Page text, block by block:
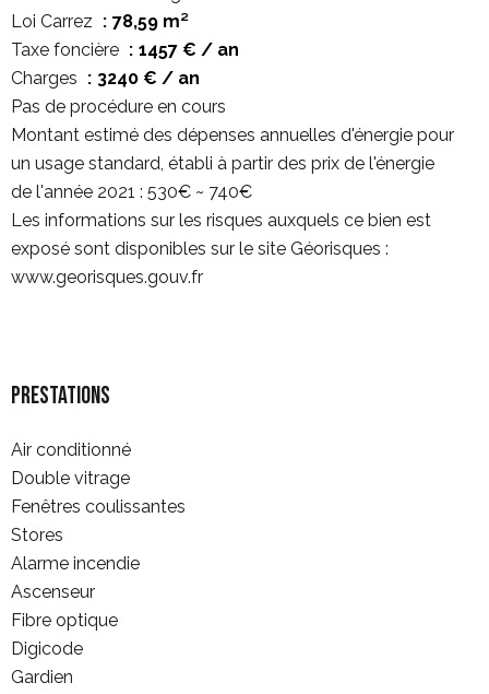
Loi Carrez
78,59 m²
Taxe foncière
1457 € / an
Charges
3240 € / an
Pas de procédure en cours
Montant estimé des dépenses annuelles d'énergie pour
un usage standard, établi à partir des prix de l'énergie
de l'année 2021 : 530€ ~ 740€
Les informations sur les risques auxquels ce bien est
exposé sont disponibles sur le site Géorisques :
www.georisques.gouv.fr
Prestations
Air conditionné
Double vitrage
Fenêtres coulissantes
Stores
Alarme incendie
Ascenseur
Fibre optique
Digicode
Gardien